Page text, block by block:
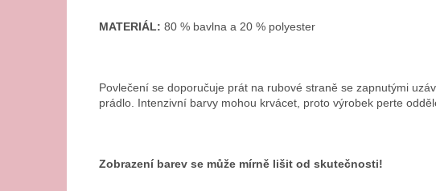
MATERIÁL: 80 % bavlna a 20 % polyester
Povlečení se doporučuje prát na rubové straně se zapnutými
prádlo. Intenzivní barvy mohou krvácet, proto výrobek perte
Zobrazení barev se může mírně lišit od skutečnosti!